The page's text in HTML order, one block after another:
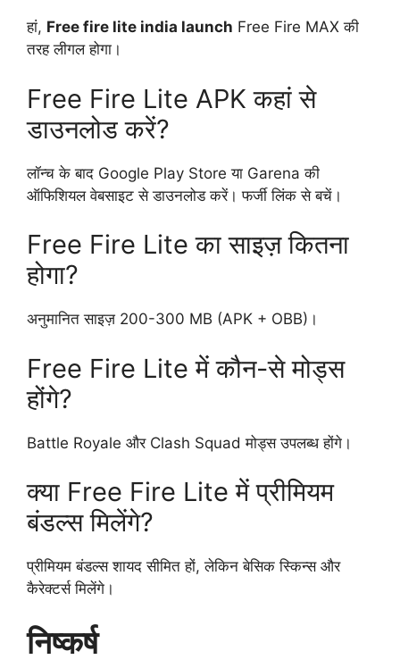
हां, Free fire lite india launch Free Fire MAX की
तरह लीगल होगा।
Free Fire Lite APK कहां से
डाउनलोड करें?
लॉन्च के बाद Google Play Store या Garena की
ऑफिशियल वेबसाइट से डाउनलोड करें। फर्जी लिंक से बचें।
Free Fire Lite का साइज़ कितना
होगा?
अनुमानित साइज़ 200-300 MB (APK + OBB)।
Free Fire Lite में कौन-से मोड्स
होंगे?
Battle Royale और Clash Squad मोड्स उपलब्ध होंगे।
क्या Free Fire Lite में प्रीमियम
बंडल्स मिलेंगे?
प्रीमियम बंडल्स शायद सीमित हों, लेकिन बेसिक स्किन्स और
कैरेक्टर्स मिलेंगे।
निष्कर्ष